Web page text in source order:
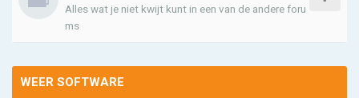
Alles wat je niet kwijt kunt in een van de andere foru
ms
WEER SOFTWARE